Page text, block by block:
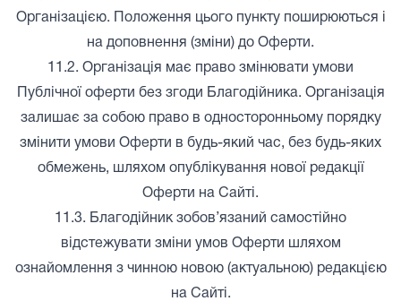
Організацією. Положення цього пункту поширюються і
на доповнення (зміни) до Оферти.
11.2. Організація має право змінювати умови
Публічної оферти без згоди Благодійника. Організація
залишає за собою право в односторонньому порядку
змінити умови Оферти в будь-який час, без будь-яких
обмежень, шляхом опублікування нової редакції
Оферти на Сайті.
11.3. Благодійник зобов’язаний самостійно
відстежувати зміни умов Оферти шляхом
ознайомлення з чинною новою (актуальною) редакцією
на Сайті.